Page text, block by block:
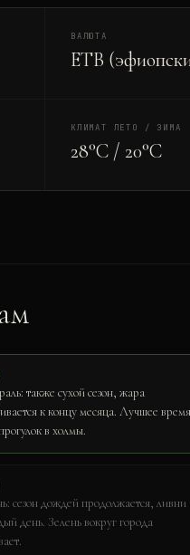
ВАЛЮТА
ETB
КЛИМАТ ЛЕТО / ЗИМА
28°C / 20°C
также сухой сезон, жара
к концу месяца. Лучшее время
в холмы.
сезон дождей продолжается, ливни
день. Зелень вокруг города